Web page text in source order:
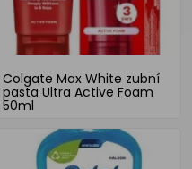
Colgate Max White zubní
pasta Ultra Active Foam
50ml